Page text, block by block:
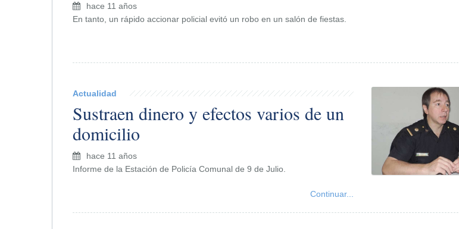
hace 11 años
En tanto, un rápido accionar policial evitó un robo en un salón de fiestas.
Actualidad
Sustraen dinero y efectos varios de un
domicilio
hace 11 años
Informe de la Estación de Policía Comunal de 9 de Julio.
Continuar...